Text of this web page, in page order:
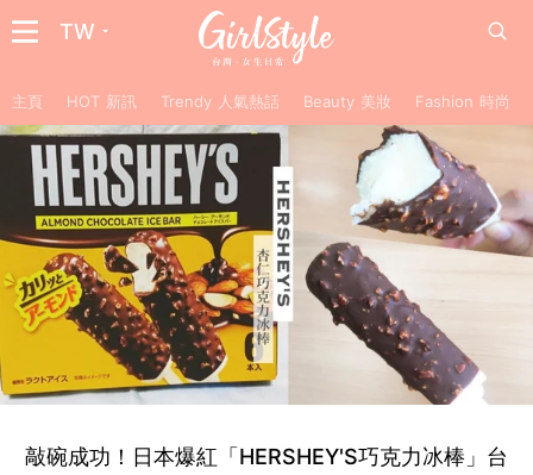
TW
主頁 HOT 新訊 Trendy 人氣熱話 Beauty 美妝 Fashion 時尚
敲碗成功！日本爆紅「HERSHEY'S巧克力冰棒」台